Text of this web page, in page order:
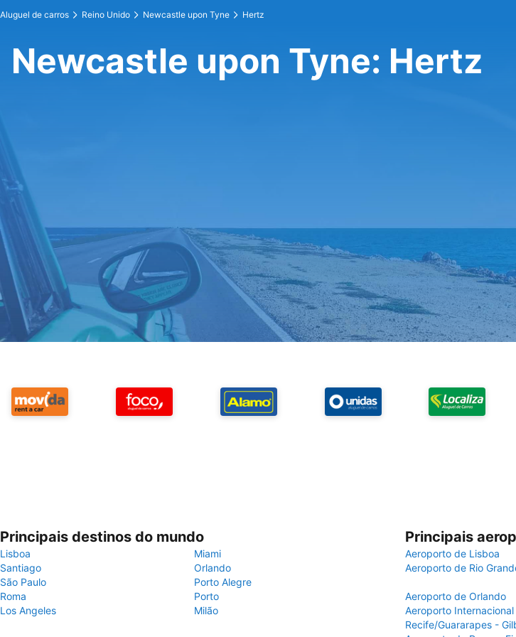
Aluguel de carros Reino Unido Newcastle upon Tyne Hertz
Newcastle upon Tyne: Hertz
Principais destinos do mundo
Lisboa
Miami
Santiago
Orlando
São Paulo
Porto Alegre
Roma
Porto
Los Angeles
Milão
Principais
Aeroporto de Lisboa
Aeroporto de Rio
Aeroporto de Orlando
Aeroporto
Recife/Guararapes -